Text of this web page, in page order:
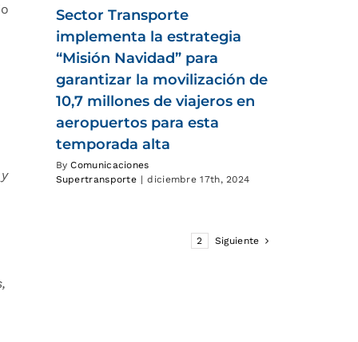
Sector Transporte
implementa la estrategia
“Misión Navidad” para
garantizar la movilización de
10,7 millones de viajeros en
aeropuertos para esta
temporada alta
ByComunicaciones
Supertransporte | diciembre 17th, 2024
2 Siguiente